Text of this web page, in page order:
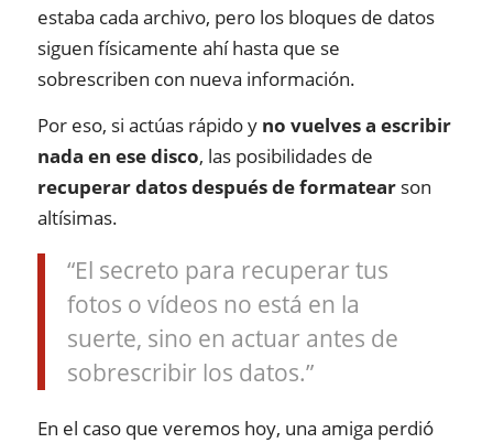
estaba cada archivo, pero los bloques de datos
siguen físicamente ahí hasta que se
sobrescriben con nueva información.
Por eso, si actúas rápido y no vuelves a escribir
nada en ese disco, las posibilidades de
recuperar datos después de formatearson
altísimas.
“El secreto para recuperar tus
fotos o vídeos no está en la
suerte, sino en actuar antes de
sobrescribir los datos.”
En el caso que veremos hoy, una amiga perdió